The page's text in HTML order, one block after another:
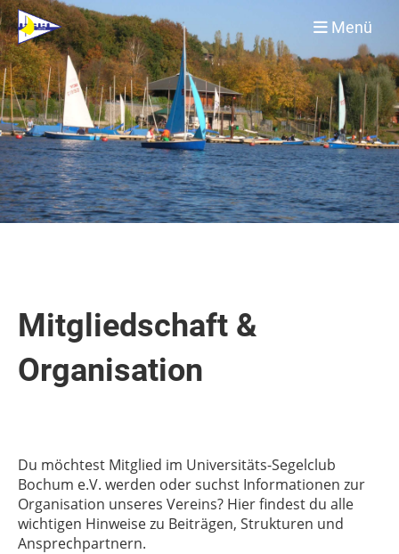
Menü
Mitgliedschaft &
Organisation
Du möchtest Mitglied im Universitäts-Segelclub
Bochum e.V. werden oder suchst Informationen zur
Organisation unseres Vereins? Hier findest du alle
wichtigen Hinweise zu Beiträgen, Strukturen und
Ansprechpartnern.